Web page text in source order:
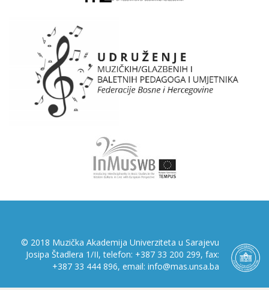
© 2018 Muzička Akademija Univerziteta u Sarajevu
Josipa Štadlera 1/II, telefon: +387 33 200 299, fax:
+387 33 444 896, email: info@mas.unsa.ba